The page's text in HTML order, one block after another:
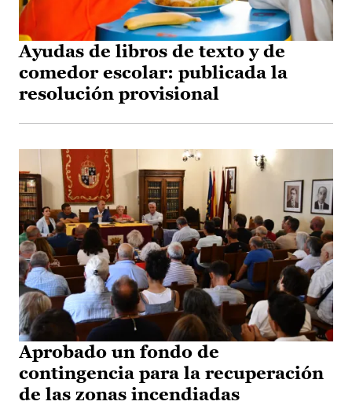
Ayudas de libros de texto y de
comedor escolar: publicada la
resolución provisional
Aprobado un fondo de
contingencia para la recuperación
de las zonas incendiadas